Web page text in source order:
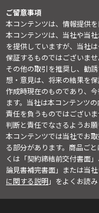
ご留意事項
本コンテンツは、情報提供を
本コンテンツは、当社や当
を提供していますが、当社
保証するものではございま
その他の取引を推奨し、勧
想・意見は、将来の結果を
作成時現在のものであり、
ます。当社は本コンテンツ
責任を負うものではござい
判断と責任でなさるようお願
本コンテンツでは当社でお
る部分があります。商品ご
くは「契約締結前交付書面
論見書補完書面」または当
に関する説明」をよくお読み